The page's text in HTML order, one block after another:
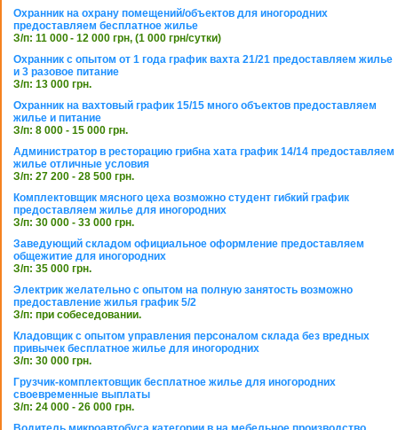
Охранник на охрану помещений/объектов для иногородних
предоставляем бесплатное жилье
З/п: 11 000 - 12 000 грн, (1 000 грн/сутки)
Охранник с опытом от 1 года график вахта 21/21 предоставляем жилье
и 3 разовое питание
З/п: 13 000 грн.
Охранник на вахтовый график 15/15 много объектов предоставляем
жилье и питание
З/п: 8 000 - 15 000 грн.
Администратор в ресторацию грибна хата график 14/14 предоставляем
жилье отличные условия
З/п: 27 200 - 28 500 грн.
Комплектовщик мясного цеха возможно студент гибкий график
предоставляем жилье для иногородних
З/п: 30 000 - 33 000 грн.
Заведующий складом официальное оформление предоставляем
общежитие для иногородних
З/п: 35 000 грн.
Электрик желательно с опытом на полную занятость возможно
предоставление жилья график 5/2
З/п: при собеседовании.
Кладовщик с опытом управления персоналом склада без вредных
привычек бесплатное жилье для иногородних
З/п: 30 000 грн.
Грузчик-комплектовщик бесплатное жилье для иногородних
своевременные выплаты
З/п: 24 000 - 26 000 грн.